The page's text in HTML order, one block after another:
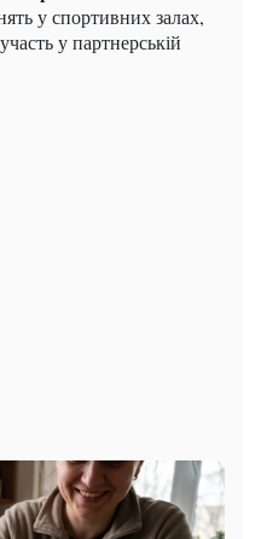
у спортивних залах,
у партнерській